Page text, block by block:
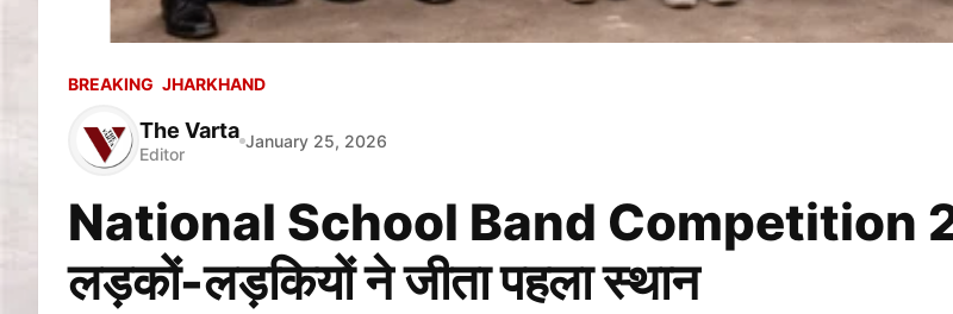
BREAKING JHARKHAND
The Varta
Editor
January 25, 2026
National School Band Competition
लड़कों-लड़कियों ने जीता पहला स्थान